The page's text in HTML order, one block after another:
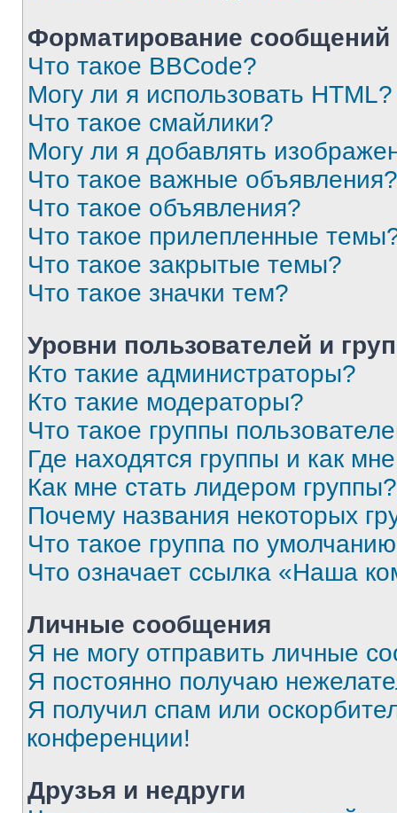
Форматирование
Что такое BBCode?
Могу ли я использовать HTML?
Что такое смайлики?
Могу ли я добавлять
Что такое важные объявления?
Что такое объявления?
Что такое прилепленные
Что такое закрытые темы?
Что такое значки тем?
Уровни пользователей и
Кто такие администраторы?
Кто такие модераторы?
Что такое группы
Где находятся группы и как
Как мне стать лидером группы?
Почему названия некоторых
Что такое группа по
Что означает ссылка «Наша
Личные сообщения
Я не могу отправить личные
Я постоянно получаю
Я получил спам или
конференции!
Друзья и недруги